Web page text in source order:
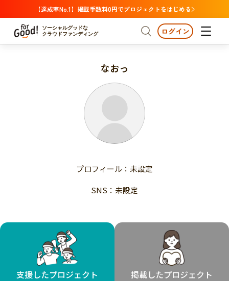
【達成率No.1】掲載手数料0円でプロジェクトをはじめる
ソーシャルグッドな
クラウドファンディング
プロジェクトからさがす 注目
支援金額が多い
支援人数が多い
終了日が近い
国際協力
子ども・教育
フード・農業
文化
環境・エシカル
人権・マイノリティ
社会貢献
支援金額が多い
終了日が近い
カテゴリーからさがす
医療・福祉
子ども・教育
人権・マイノリティ
北海道 青森 岩手 宮城
秋田
福島
茨城 栃木 群馬
千葉
ログイン
なおっ
プロフィール：未設定
SNS：未設定
支援したプロジェクト 掲載したプロジェクト